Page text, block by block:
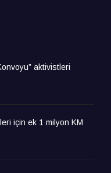
aktivistleri
için ek 1 milyon KM